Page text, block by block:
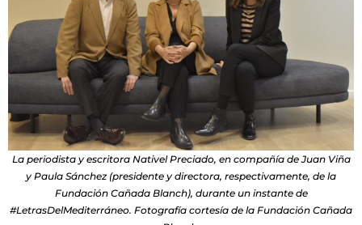
La periodista y escritora Nativel Preciado, en compañía de Juan Viña
y Paula Sánchez (presidente y directora, respectivamente, de la
Fundación Cañada Blanch), durante un instante de
#LetrasDelMediterráneo. Fotografía cortesía de la Fundación Cañada